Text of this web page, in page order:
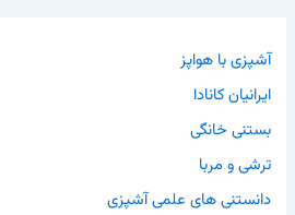
آشپزی با هواپز
ایرانیان کانادا
بستنی خانگی
ترشی و مربا
دانستنی های علمی آشپزی